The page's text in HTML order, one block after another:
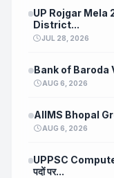
UP Rojgar Mela
District...
JUL 28, 2026
Bank of Baroda
AUG 6, 2026
AIIMS Bhopal
AUG 6, 2026
UPPSC
पदों पर...